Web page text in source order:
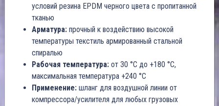
условий резина EPDM черного цвета с пропитанной
тканью
Арматура: прочный к воздействию высокой
температуры текстиль армированный стальной
спиралью
Рабочая температура: от 30 °C до +180 °C,
максимальная температура +240 °C
Применение: шланг для воздушной линии от
компрессора/усилителя для любых грузовых